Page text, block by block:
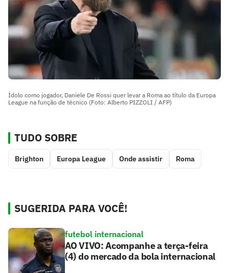
Ídolo como jogador, Daniele De Rossi quer levar a Roma ao título da Europa
League na função de técnico (Foto: Alberto PIZZOLI / AFP)
TUDO SOBRE
Brighton Europa League Onde assistir Roma
SUGERIDA PARA VOCÊ!
futebol internacional
AO VIVO: Acompanhe a terça-feira
(4) do mercado da bola internacional